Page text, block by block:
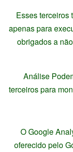
Esses terceiros
apenas para
obrigados a
Análise
terceiros para
O Google
oferecido pelo